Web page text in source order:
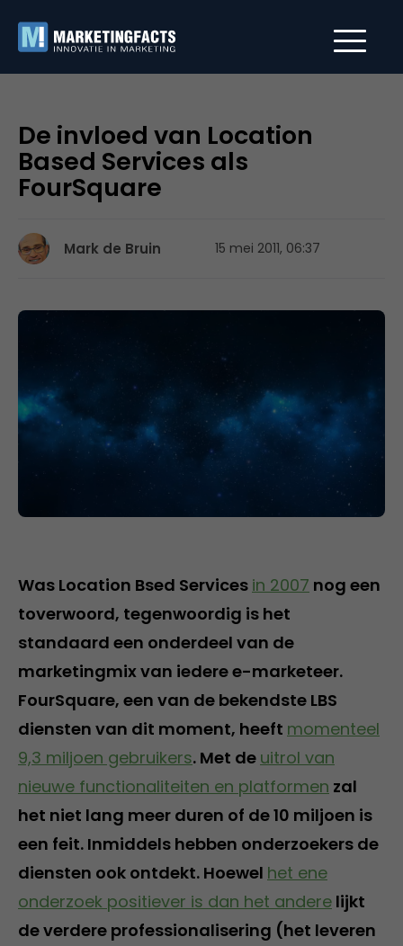
De invloed van Location
Based Services als
FourSquare
Mark de Bruin 15 mei 2011, 06:37
Was Location Bsed Services in 2007 nog een
toverwoord, tegenwoordig is het
standaard een onderdeel van de
marketingmix van iedere e-marketeer.
FourSquare, een van de bekendste LBS
diensten van dit moment, heeft momenteel
9,3 miljoen gebruikers. Met de uitrol van
nieuwe functionaliteiten en platformen zal
het niet lang meer duren of de 10 miljoen is
een feit. Inmiddels hebben onderzoekers de
diensten ook ontdekt. Hoewel het ene
onderzoek positiever is dan het andere lijkt
de verdere professionalisering (het leveren